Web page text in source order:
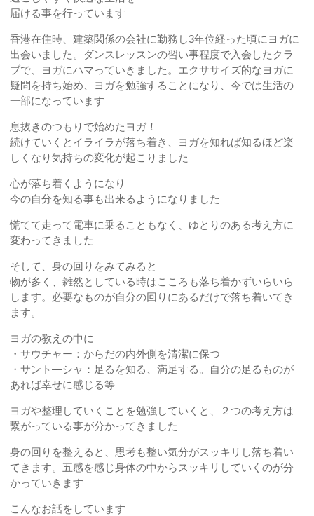
届ける事を行っています
香港在住時、建築関係の会社に勤務し3年位経った頃にヨガに
出会いました。ダンスレッスンの習い事程度で入会したクラ
ブで、ヨガにハマっていきました。エクササイズ的なヨガに
疑問を持ち始め、ヨガを勉強することになり、今では生活の
一部になっています
息抜きのつもりで始めたヨガ！
続けていくとイライラが落ち着き、ヨガを知れば知るほど楽
しくなり気持ちの変化が起こりました
心が落ち着くようになり
今の自分を知る事も出来るようになりました
慌てて走って電車に乗ることもなく、ゆとりのある考え方に
変わってきました
そして、身の回りをみてみると
物が多く、雑然としている時はこころも落ち着かずいらいら
します。必要なものが自分の回りにあるだけで落ち着いてき
ます。
ヨガの教えの中に
・サウチャー：からだの内外側を清潔に保つ
・サント―シャ：足るを知る、満足する。自分の足るものが
あれば幸せに感じる等
ヨガや整理していくことを勉強していくと、２つの考え方は
繋がっている事が分かってきました
身の回りを整えると、思考も整い気分がスッキリし落ち着い
てきます。五感を感じ身体の中からスッキリしていくのが分
かっていきます
こんなお話をしています